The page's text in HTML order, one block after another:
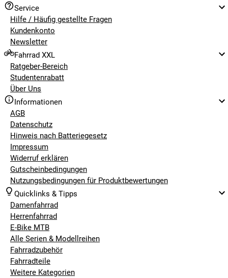
Service
Hilfe / Häufig gestellte Fragen
Kundenkonto
Newsletter
Fahrrad XXL
Ratgeber-Bereich
Studentenrabatt
Über Uns
Informationen
AGB
Datenschutz
Hinweis nach Batteriegesetz
Impressum
Widerruf erklären
Gutscheinbedingungen
Nutzungsbedingungen für Produktbewertungen
Quicklinks & Tipps
Damenfahrrad
Herrenfahrrad
E-Bike MTB
Alle Serien & Modellreihen
Fahrradzubehör
Fahrradteile
Weitere Kategorien